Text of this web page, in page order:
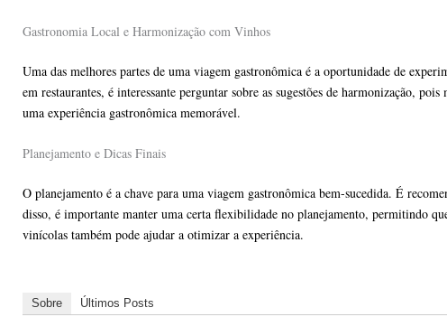
Gastronomia Local e Harmonização com Vinhos
Uma das melhores partes de uma viagem gastronômica é a oportunidade de
em restaurantes, é interessante perguntar sobre as sugestões de harmonização,
uma experiência gastronômica memorável.
Planejamento e Dicas Finais
O planejamento é a chave para uma viagem gastronômica bem-sucedida. É
disso, é importante manter uma certa flexibilidade no planejamento, permitindo
vinícolas também pode ajudar a otimizar a experiência.
Sobre Últimos Posts